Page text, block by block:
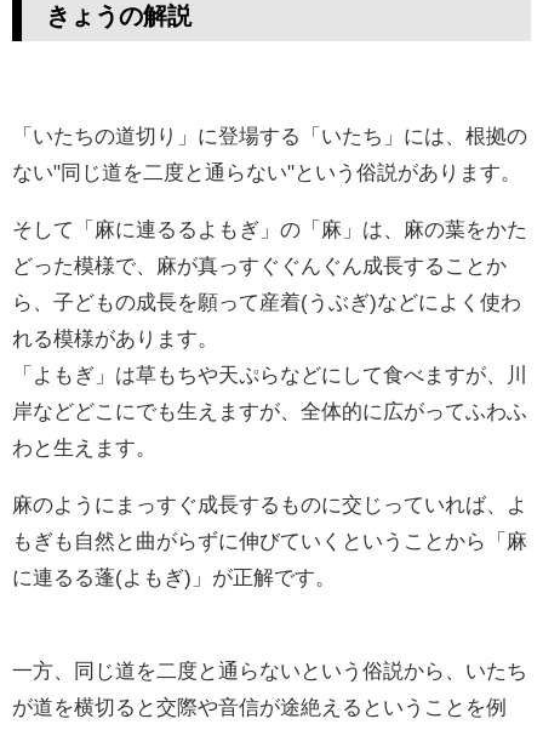
きょうの解説
「いたちの道切り」に登場する「いたち」には、根拠の
ない"同じ道を二度と通らない"という俗説があります。
そして「麻に連るるよもぎ」の「麻」は、麻の葉をかた
どった模様で、麻が真っすぐぐんぐん成長することか
ら、子どもの成長を願って産着(うぶぎ)などによく使わ
れる模様があります。
「よもぎ」は草もちや天ぷらなどにして食べますが、川
岸などどこにでも生えますが、全体的に広がってふわふ
わと生えます。
麻のようにまっすぐ成長するものに交じっていれば、よ
もぎも自然と曲がらずに伸びていくということから「麻
に連るる蓬(よもぎ)」が正解です。
一方、同じ道を二度と通らないという俗説から、いたち
が道を横切ると交際や音信が途絶えるということを例